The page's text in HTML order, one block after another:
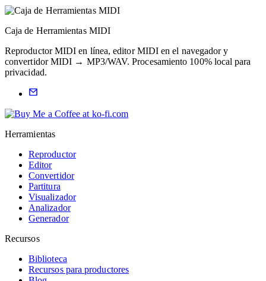
Caja de Herramientas MIDI
Reproductor MIDI en línea, editor MIDI en el navegador y
convertidor MIDI → MP3/WAV. Procesamiento 100% local para
privacidad.
Herramientas
Reproductor
Editor
Convertidor
Partitura
Visualizador
Analizador
Generador
Recursos
Biblioteca
Recursos para productores